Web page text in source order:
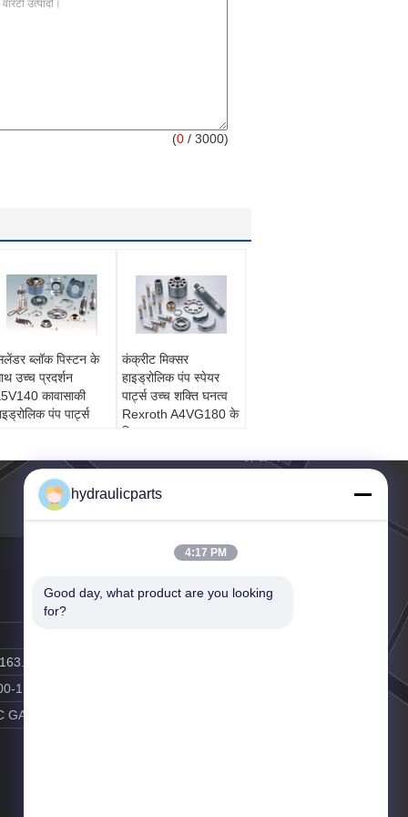
(0 / 3000)
ब्लॉक पिस्टन के
उच्च प्रदर्शन
कावासाकी
पंप पार्ट्स
कंक्रीट मिक्सर
हाइड्रोलिक पंप स्पेयर
पार्ट्स उच्च शक्ति घनत्व
Rexroth A4VG180 के
लिए
17:00
hydraulicparts
4:17 PM
Good day, what product are you looking
for?